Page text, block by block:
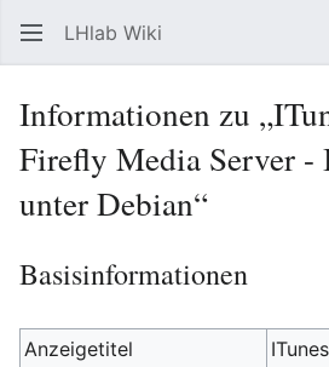
LHlab Wiki
Informationen zu
Firefly Media Server -
unter Debian“
Basisinformationen
Anzeigetitel